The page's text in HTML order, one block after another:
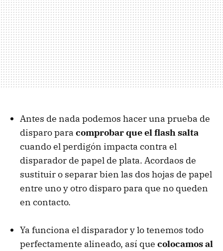
Antes de nada podemos hacer una prueba de
disparo para comprobar que el flash salta
cuando el perdigón impacta contra el
disparador de papel de plata. Acordaos de
sustituir o separar bien las dos hojas de papel
entre uno y otro disparo para que no queden
en contacto.
Ya funciona el disparador y lo tenemos todo
perfectamente alineado, así que colocamos al